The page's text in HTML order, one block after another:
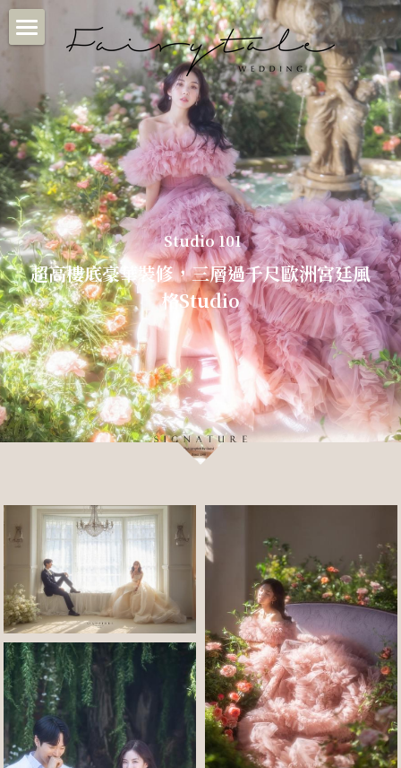
關於我們
Fairytale婚紗攝影
首爾 SEOUL
濟州島 JEJU
Sample
Makeup & Dress
濟州島四季花期
巴黎 PARIS
客人好評/客照
Feedback♡
Fairytale客照♡
媒體分享
INSTAGRAM
會員專用
WHATSAPP
Studio 101
超高樓底豪華裝修，三層過千尺歐洲宮廷風
格Studio
×
部落格分類
媒體
客人好評